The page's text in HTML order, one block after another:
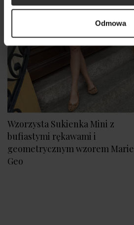
Odmowa
Wzorzysta Sukienka Mini z
bufiastymi rękawami i
geometrycznym wzorem Marie
Geo